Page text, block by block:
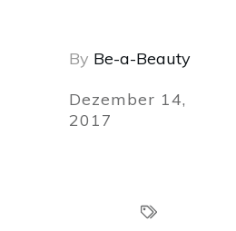
By Be-a-Beauty
Dezember 14,
2017